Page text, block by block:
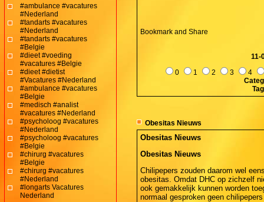
#ambulance #vacatures
#Nederland
#tandarts #vacatures
#Nederland
#tandarts #vacatures
#Belgie
#dieet #voeding
#vacatures #Belgie
#dieet #dietist
#Vacatures #Nederland
#ambulance #vacatures
#Belgie
#medisch #analist
#vacatures #Nederland
#psycholoog #vacatures
#Nederland
#psycholoog #vacatures
#Belgie
#chirurg #vacatures
#Belgie
#chirurg #vacatures
#Nederland
#longarts Vacatures
Nederland
11-
0
1 2 3
4
Obesitas Nieuws
Obesitas Nieuws
Obesitas Nieuws
Chilipepers zouden daarom wel
obesitas. Omdat DHC op zichzelf
ook gemakkelijk kunnen worden
normaal gesproken geen